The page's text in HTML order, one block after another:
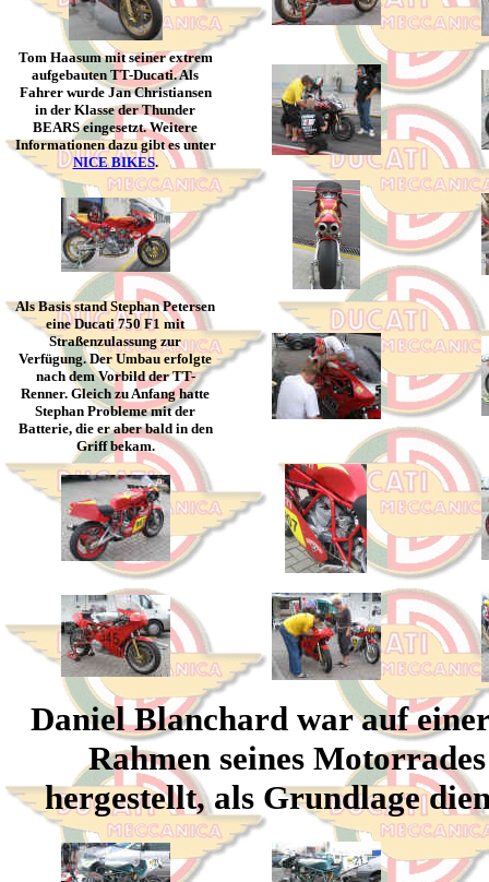
Tom Haasum mit seiner extrem
aufgebauten TT-Ducati. Als
Fahrer wurde Jan Christiansen
in der Klasse der Thunder
BEARS eingesetzt. Weitere
Informationen dazu gibt es unter
NICE BIKES.
Als Basis stand Stephan Petersen
eine Ducati 750 F1 mit
Straßenzulassung zur
Verfügung. Der Umbau erfolgte
nach dem Vorbild der TT-
Renner. Gleich zu Anfang hatte
Stephan Probleme mit der
Batterie, die er aber bald in den
Griff bekam.
Daniel Blanchard war auf
Rahmen seines
hergestellt, als Grundlage